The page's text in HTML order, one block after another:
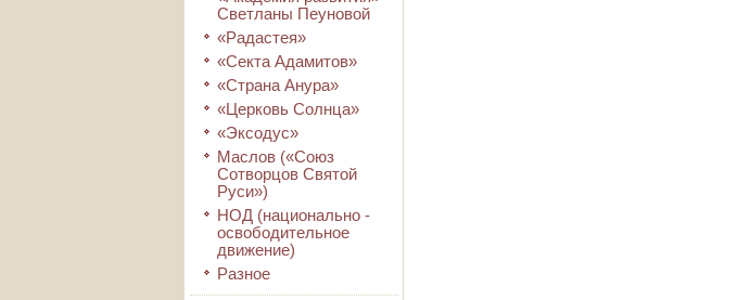
Светланы Пеуновой
«Радастея»
«Секта Адамитов»
«Страна Анура»
«Церковь Солнца»
«Эксодус»
Маслов («Союз
Сотворцов Святой
Руси»)
НОД (национально -
освободительное
движение)
Разное